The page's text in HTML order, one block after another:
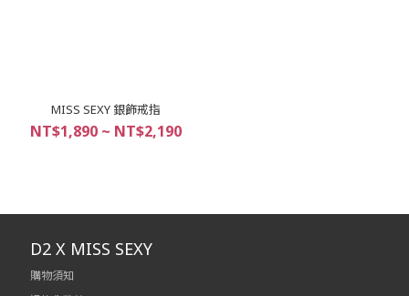
MISS SEXY 銀飾戒指
NT$1,890 ~ NT$2,190
D2 X MISS SEXY
購物須知